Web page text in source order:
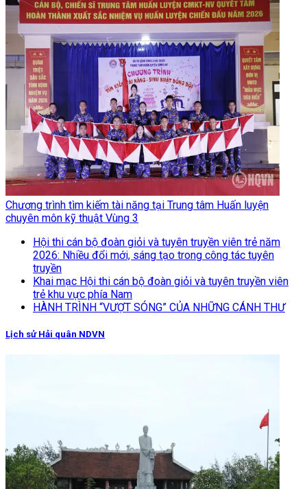
Chương trình tìm kiếm tài năng tại Trung tâm Huấn luyện
chuyên môn kỹ thuật Vùng 3
Hội thi cán bộ đoàn giỏi và tuyên truyền viên trẻ năm
2026: Nhiều đổi mới, sáng tạo trong công tác tuyên
truyền
Khai mạc Hội thi cán bộ đoàn giỏi và tuyên truyền viên
trẻ khu vực phía Nam
HÀNH TRÌNH “VƯỢT SÓNG” CỦA NHỮNG CÁNH THƯ
Lịch sử Hải quân NDVN